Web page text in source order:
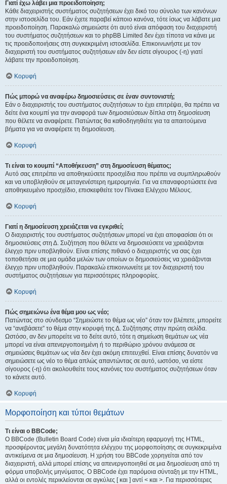
Γιατί έχω λάβει μια προειδοποίηση;
Κάθε διαχειριστής συστήματος συζητήσεων έχει δικό του σύνολο των κανόνων
στην ιστοσελίδα του. Εάν έχετε παραβεί κάποιο κανόνα, τότε ίσως να λάβατε μια
προειδοποίηση. Παρακαλώ σημειώστε ότι αυτό είναι απόφαση του διαχειριστή
του συστήματος συζητήσεων και το phpBB Limited δεν έχει τίποτα να κάνει με
τις προειδοποιήσεις στη συγκεκριμένη ιστοσελίδα. Επικοινωνήστε με τον
διαχειριστή του συστήματος συζητήσεων εάν δεν είστε σίγουρος (-η) γιατί
λάβατε την προειδοποίηση.
Κορυφή
Πώς μπορώ να αναφέρω δημοσιεύσεις σε έναν συντονιστή;
Εάν ο διαχειριστής του συστήματος συζητήσεων το έχει επιτρέψει, θα πρέπει να
δείτε ένα κουμπί για την αναφορά των δημοσιεύσεων δίπλα στη δημοσίευση
που θέλετε να αναφέρετε. Πατώντας θα καθοδηγηθείτε για τα απαιτούμενα
βήματα για να αναφέρετε τη δημοσίευση.
Κορυφή
Τι είναι το κουμπί “Αποθήκευση” στη δημοσίευση θέματος;
Αυτό σας επιτρέπει να αποθηκεύσετε προσχέδια που πρέπει να συμπληρωθούν
και να υποβληθούν σε μεταγενέστερη ημερομηνία. Για να επαναφορτώσετε ένα
αποθηκευμένο προσχέδιο, επισκεφθείτε τον Πίνακα Ελέγχου Μέλους.
Κορυφή
Γιατί η δημοσίευση χρειάζεται να εγκριθεί;
Ο διαχειριστής του συστήματος συζητήσεων μπορεί να έχει αποφασίσει ότι οι
δημοσιεύσεις στη Δ. Συζήτηση που θέλετε να δημοσιεύσετε να χρειάζονται
έλεγχο πριν υποβληθούν. Είναι επίσης πιθανό ο διαχειριστής να σας έχει
τοποθετήσει σε μια ομάδα μελών των οποίων οι δημοσιεύσεις να χρειάζονται
έλεγχο πριν υποβληθούν. Παρακαλώ επικοινωνείτε με τον διαχειριστή του
συστήματος συζητήσεων για περισσότερες πληροφορίες.
Κορυφή
Πώς σημειώνω ένα θέμα μου ως νέο;
Πατώντας στο σύνδεσμο “Σημειώστε το θέμα ως νέο” όταν τον βλέπετε, μπορείτε
να “ανεβάσετε” το θέμα στην κορυφή της Δ. Συζήτησης στην πρώτη σελίδα.
Ωστόσο, αν δεν μπορείτε να το δείτε αυτό, τότε η σημείωση θεμάτων ως νέα
μπορεί να είναι απενεργοποιημένη ή το περιθώριο χρόνου ανάμεσα σε
σημειώσεις θεμάτων ως νέα δεν έχει ακόμη επιτευχθεί. Είναι επίσης δυνατόν να
σημειώσετε ως νέο το θέμα απλώς απαντώντας σε αυτό, ωστόσο, να είστε
σίγουρος (-η) ότι ακολουθείτε τους κανόνες του συστήματος συζητήσεων όταν
το κάνετε αυτό.
Κορυφή
Μορφοποίηση και τύποι θεμάτων
Τι είναι ο BBCode;
Ο BBCode (Bulletin Board Code) είναι μία ιδιαίτερη εφαρμογή της HTML,
προσφέροντας μεγάλη δυνατότητα ελέγχου της μορφοποίησης σε συγκεκριμένα
αντικείμενα σε μια δημοσίευση. Η χρήση του BBCode χορηγείται από τον
διαχειριστή, αλλά μπορεί επίσης να απενεργοποιηθεί σε μια δημοσίευση από τη
φόρμα υποβολής μηνύματος. Ο BBCode έχει παρόμοια σύνταξη με την HTML,
αλλά οι εντολές περικλείονται σε αγκύλες [ και ] αντί < και >. Για περισσότερες